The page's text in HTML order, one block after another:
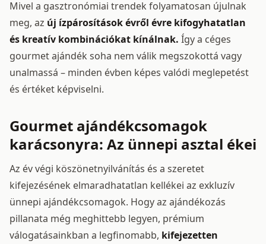
Mivel a gasztronómiai trendek folyamatosan újulnak
meg, az új ízpárosítások évről évre kifogyhatatlan
és kreatív kombinációkat kínálnak. Így a céges
gourmet ajándék soha nem válik megszokottá vagy
unalmassá – minden évben képes valódi meglepetést
és értéket képviselni.
Gourmet ajándékcsomagok
karácsonyra: Az ünnepi asztal ékei
Az év végi köszönetnyilvánítás és a szeretet
kifejezésének elmaradhatatlan kellékei az exkluzív
ünnepi ajándékcsomagok. Hogy az ajándékozás
pillanata még meghittebb legyen, prémium
válogatásainkban a legfinomabb, kifejezetten